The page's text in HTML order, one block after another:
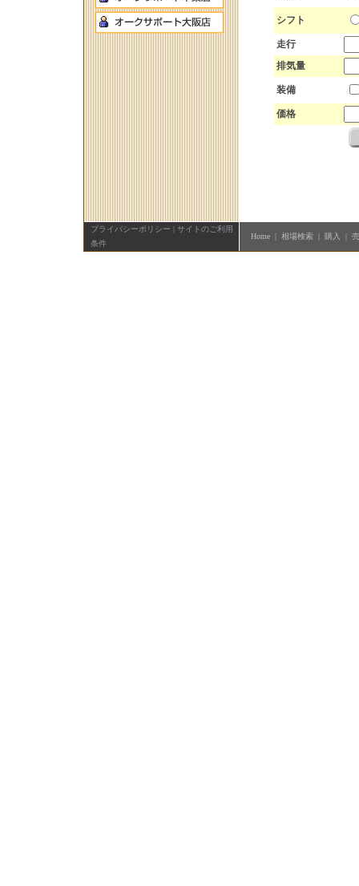
シフト
走行
排気量
装備
価格
プライバシーポリシー | サイトのご利用
条件
Home| 相場検索| 購入 |